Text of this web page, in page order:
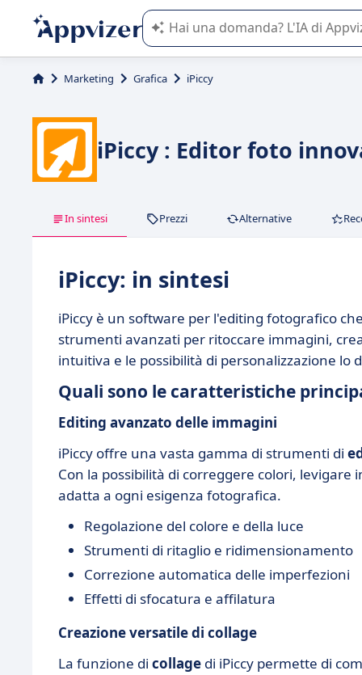
L'IA di Appvizer vi guida
Marketing Grafica iPiccy
iPiccy : Editor foto
In sintesi Prezzi Alternative
iPiccy: in sintesi
iPiccy è un software per l'editing fotografico
strumenti avanzati per ritoccare immagini,
intuitiva e le possibilità di personalizzazione lo
Quali sono le caratteristiche
Editing avanzato delle immagini
iPiccy offre una vasta gamma di strumenti di
Con la possibilità di correggere colori,
adatta a ogni esigenza fotografica.
Regolazione del colore e della luce
Strumenti di ritaglio e ridimensionamento
Correzione automatica delle imperfezioni
Effetti di sfocatura e affilatura
Creazione versatile di collage
La funzione di collage di iPiccy permette di